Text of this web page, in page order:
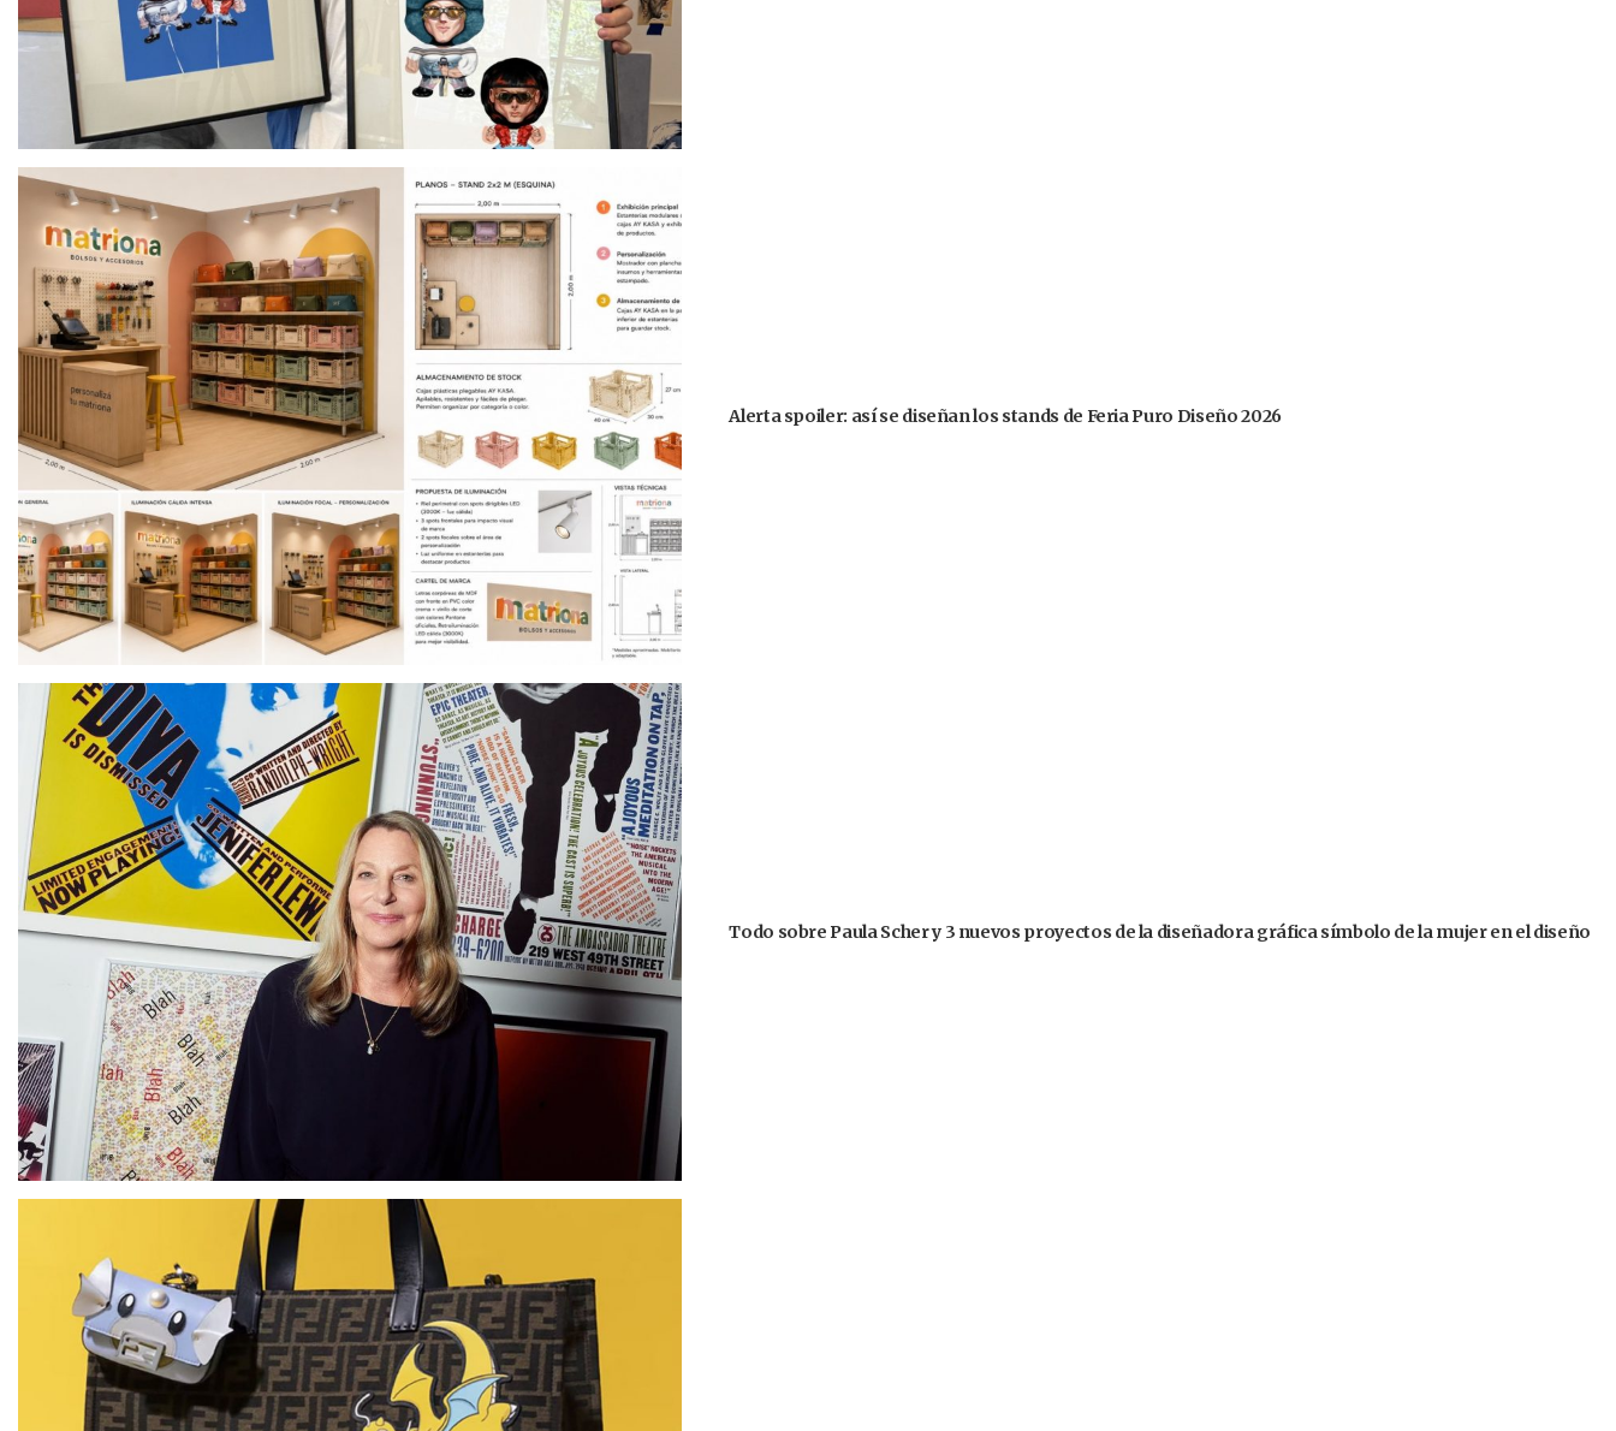
Alerta spoiler: así se diseñan los stands de Feria Puro Diseño 2026
Todo sobre Paula Scher y 3 nuevos proyectos de la diseñadora gráfica símbolo de la mujer en el diseño